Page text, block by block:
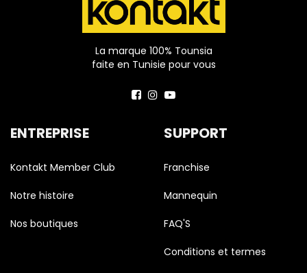
La marque 100% Tounsia
faite en Tunisie pour vous
ENTREPRISE
Kontakt Member Club
Notre histoire
Nos boutiques
SUPPORT
Franchise
Mannequin
FAQ'S
Conditions et termes